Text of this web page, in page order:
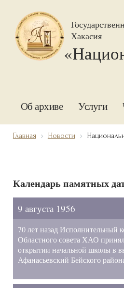
Хакасия
Об архиве Услуги
Главная Новости
Календарь памятных
9 августа 1956
70 лет назад Исполнительный
Областного совета ХАО
открытии начальной школы в
Афанасьевский Бейского